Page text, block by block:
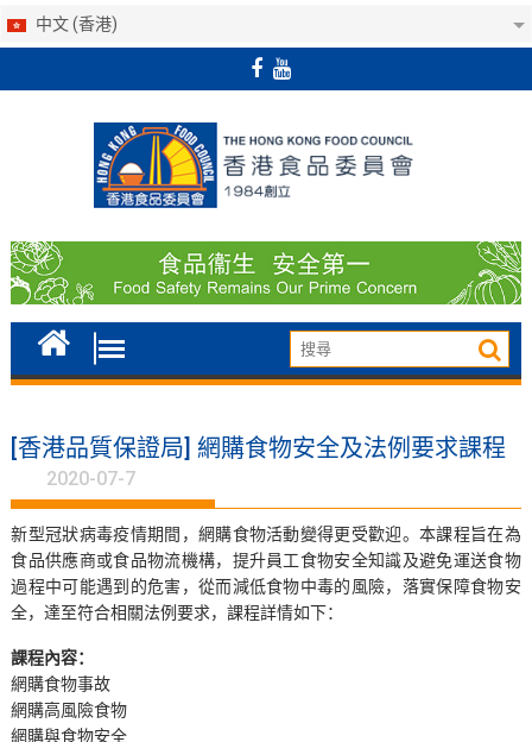
中文 (香港)
[香港品質保證局] 網購食物安全及法例要求課程
2020-07-7
新型冠狀病毒疫情期間，網購食物活動變得更受歡迎。本課程旨在為
食品供應商或食品物流機構，提升員工食物安全知識及避免運送食物
過程中可能遇到的危害，從而減低食物中毒的風險，落實保障食物安
全，達至符合相關法例要求，課程詳情如下：
課程內容：
網購食物事故
網購高風險食物
網購與食物安全